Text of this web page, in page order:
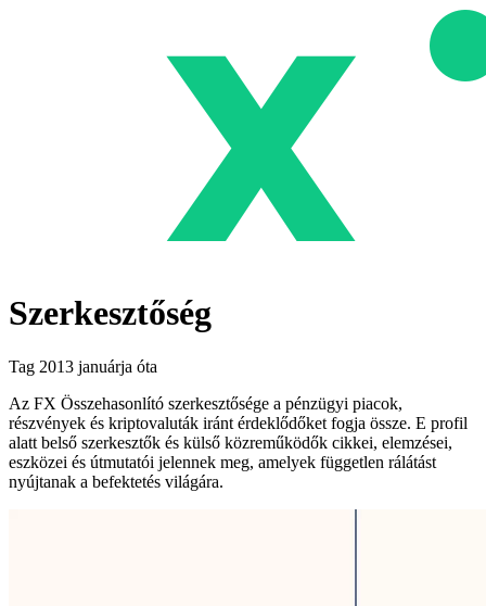
Szerkesztőség
Tag 2013 januárja óta
Az FX Összehasonlító szerkesztősége a pénzügyi piacok,
részvények és kriptovaluták iránt érdeklődőket fogja össze. E profil
alatt belső szerkesztők és külső közreműködők cikkei, elemzései,
eszközei és útmutatói jelennek meg, amelyek független rálátást
nyújtanak a befektetés világára.